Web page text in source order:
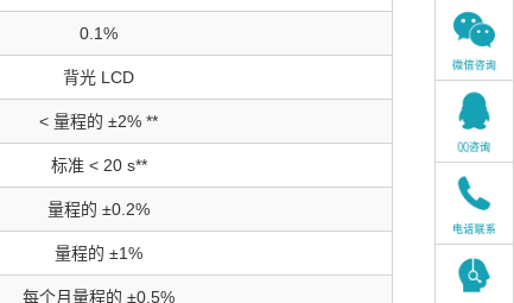
0.1%
背光 LCD
< 量程的 ±2% **
标准 < 20 s**
量程的 ±0.2%
量程的 ±1%
每个月量程的 ±0.5%